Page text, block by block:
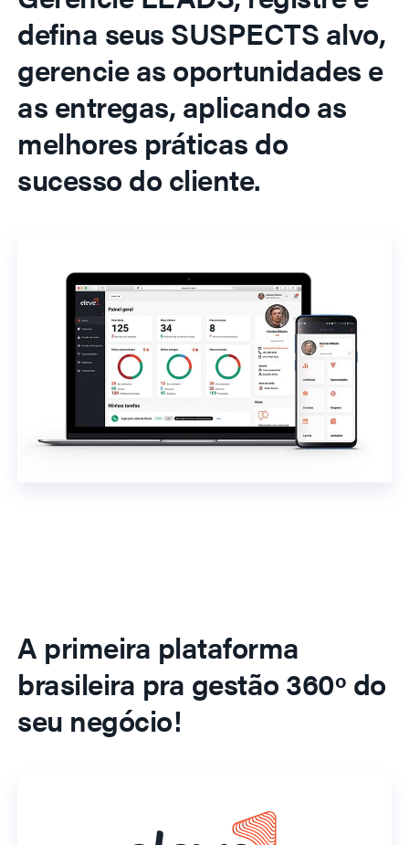
defina seus SUSPECTS alvo,
gerencie as oportunidades e
as entregas, aplicando as
melhores práticas do
sucesso do cliente.
A primeira plataforma
brasileira pra gestão 360º do
seu negócio!